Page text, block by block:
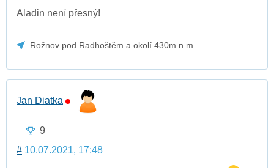
Aladin není přesný!
Rožnov pod Radhoštěm a okolí 430m.n.m
Jan Diatka
9
# 10.07.2021, 17:48